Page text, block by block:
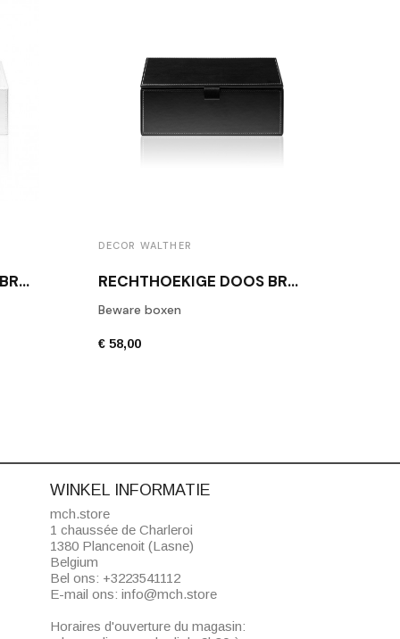
RECHTHOEKIGE DOOS BROWNIE BOD2 WITTE LEDER
DECOR WALTHER
RECHTHOEKIGE DOOS BROWNIE BMD2 ZWARTE LEREN
Beware boxen
€ 58,00
WINKEL INFORMATIE
mch.store
1 chaussée de Charleroi
1380 Plancenoit (Lasne)
Belgium
Bel ons: +3223541112
E-mail ons: info@mch.store
Horaires d'ouverture du magasin: